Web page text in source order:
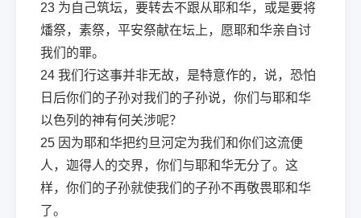
23 为自己筑坛，要转去不跟从耶和华，或是要将
燔祭，素祭，平安祭献在坛上，愿耶和华亲自讨
我们的罪。
24 我们行这事并非无故，是特意作的，说，恐怕
日后你们的子孙对我们的子孙说，你们与耶和华
以色列的神有何关涉呢？
25 因为耶和华把约旦河定为我们和你们这流便
人，迦得人的交界，你们与耶和华无分了。这
样，你们的子孙就使我们的子孙不再敬畏耶和华
了。